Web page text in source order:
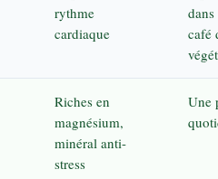
rythme
cardiaque
café
Riches en
magnésium,
minéral anti-
stress
Une